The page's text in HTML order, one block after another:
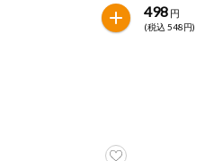
情報提供のあった範囲でのお
498 円
(税込 548円)